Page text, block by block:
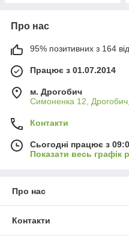
Про нас
95% позитивних з 164
Працює з 01.07.2014
м. Дрогобич
Симоненка 12,
Контакти
Сьогодні працює з
Показати весь графік
Про нас
Контакти